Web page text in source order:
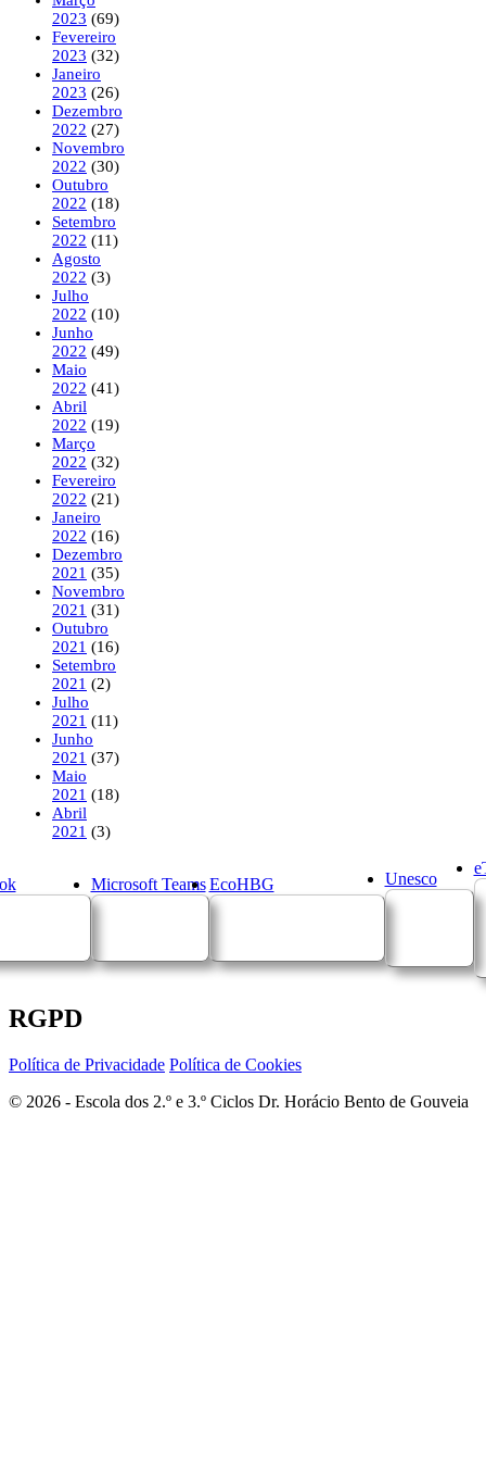
2023 (69)
Fevereiro
2023 (32)
Janeiro
2023 (26)
Dezembro
2022 (27)
Novembro
2022 (30)
Outubro
2022 (18)
Setembro
2022 (11)
Agosto
2022 (3)
Julho
2022 (10)
Junho
2022 (49)
Maio
2022 (41)
Abril
2022 (19)
Março
2022 (32)
Fevereiro
2022 (21)
Janeiro
2022 (16)
Dezembro
2021 (35)
Novembro
2021 (31)
Outubro
2021 (16)
Setembro
2021 (2)
Julho
2021 (11)
Junho
2021 (37)
Maio
2021 (18)
Abril
2021 (3)
Microsoft Teams EcoHBG Unesco
RGPD
Política de Privacidade Política de Cookies
© 2026 - Escola dos 2.º e 3.º Ciclos Dr. Horácio Bento de Gouveia